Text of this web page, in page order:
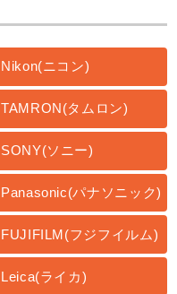
Nikon(ニコン)
TAMRON(タムロン)
SONY(ソニー)
Panasonic(パナソニック)
FUJIFILM(フジフイルム)
Leica(ライカ)